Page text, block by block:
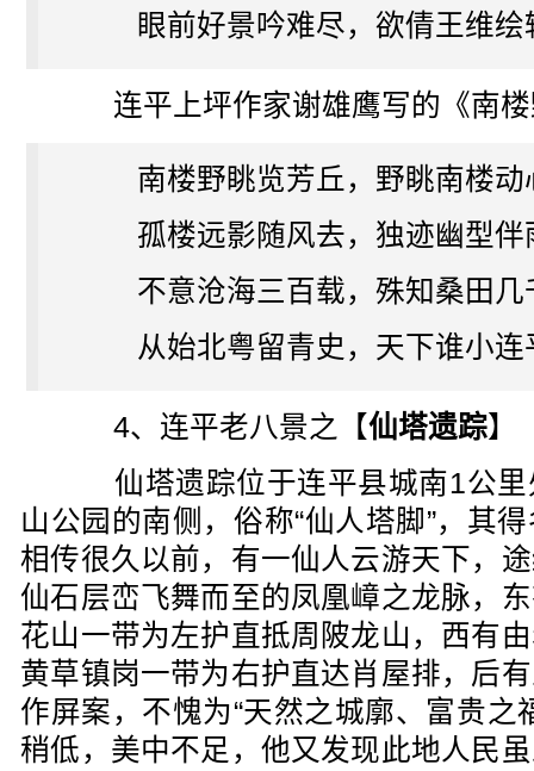
眼前好景吟难尽，欲倩王维绘
连平上坪作家谢雄鹰写的《南楼
南楼野眺览芳丘，野眺南楼动
孤楼远影随风去，独迹幽型伴
不意沧海三百载，殊知桑田几
从始北粤留青史，天下谁小连
4、连平老八景之【仙塔遗踪】
仙塔遗踪位于连平县城南1公里
山公园的南侧，俗称“仙人塔脚”，其
相传很久以前，有一仙人云游天下，
仙石层峦飞舞而至的凤凰嶂之龙脉，
花山一带为左护直抵周陂龙山，西有
黄草镇岗一带为右护直达肖屋排，后
作屏案，不愧为“天然之城廓、富贵之
稍低，美中不足，他又发现此地人民